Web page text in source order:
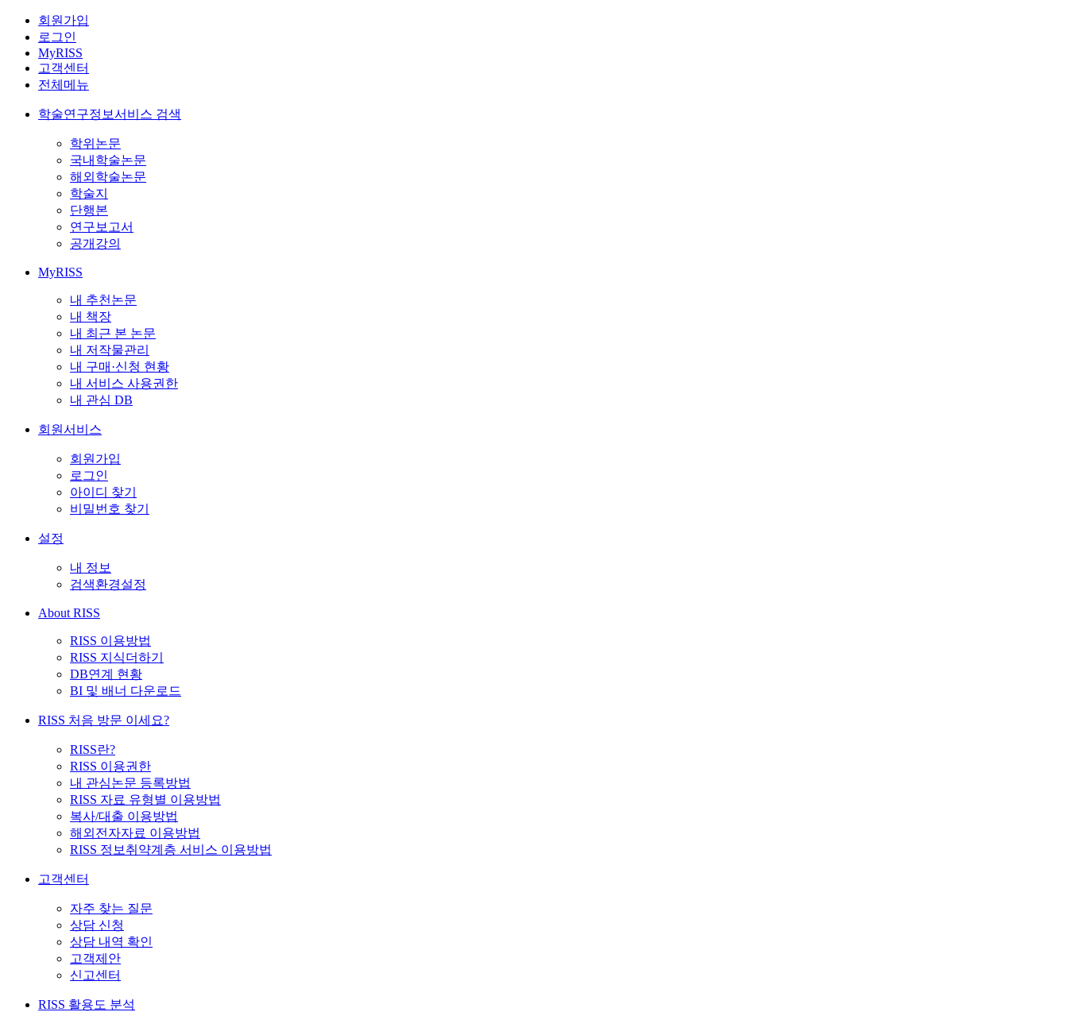
회원가입
로그인
MyRISS
고객센터
전체메뉴
학술연구정보서비스 검색
학위논문
국내학술논문
해외학술논문
학술지
단행본
연구보고서
공개강의
MyRISS
내 추천논문
내 책장
내 최근 본 논문
내 저작물관리
내 구매·신청 현황
내 서비스 사용권한
내 관심 DB
회원서비스
회원가입
로그인
아이디 찾기
비밀번호 찾기
설정
내 정보
검색환경설정
About RISS
RISS 이용방법
RISS 지식더하기
DB연계 현황
BI 및 배너 다운로드
RISS 처음 방문 이세요?
RISS란?
RISS 이용권한
내 관심논문 등록방법
RISS 자료 유형별 이용방법
복사/대출 이용방법
해외전자자료 이용방법
RISS 정보취약계층 서비스 이용방법
고객센터
자주 찾는 질문
상담 신청
상담 내역 확인
고객제안
신고센터
RISS 활용도 분석